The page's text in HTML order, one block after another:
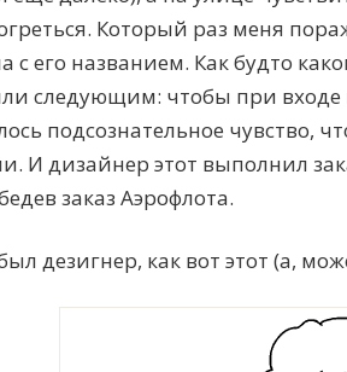
Который раз меня
с его названием. Как будто
следующим: чтобы при входе
подсознательное чувство,
И дизайнер этот выполнил
заказ Аэрофлота.
дезигнер, как вот этот (а,